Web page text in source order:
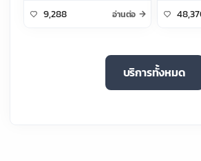
ต้องตอลดแปลภาษา Pasa24
9,288 อ่านต่อ
ย่อมเยา
บริการทั้งหมด